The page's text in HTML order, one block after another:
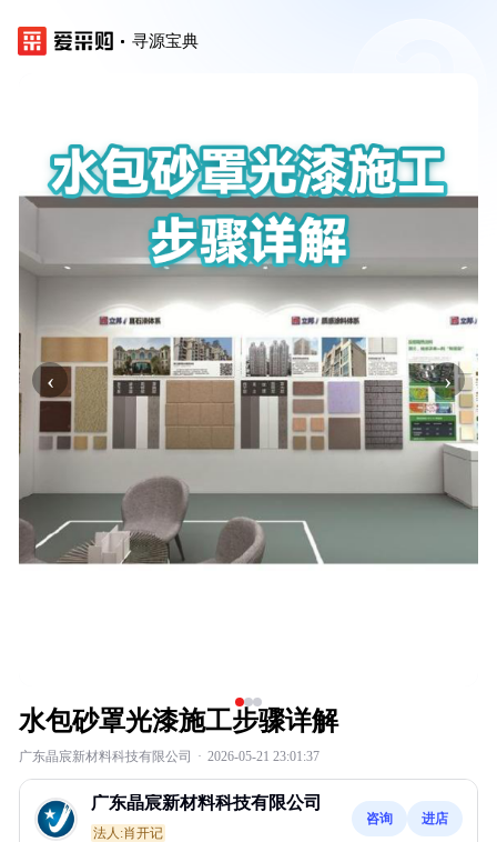
寻源宝典
‹ ›
水包砂罩光漆施工步骤详解
广东晶宸新材料科技有限公司 · 2026-05-21 23:01:37
广东晶宸新材料科技有限公司
法人:肖开记
咨询 进店